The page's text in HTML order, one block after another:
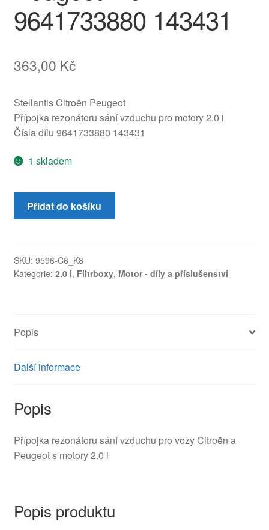
9641733880 143431
363,00 Kč
Stellantis Citroën Peugeot
Přípojka rezonátoru sání vzduchu pro motory 2.0 i
Čísla dílu 9641733880 143431
1 skladem
Přípojka
rezonátoru
Citroën
Peugeot
143431
Přidat do košíku
SKU: 9596-C6_K8
Kategorie: 2.0 i, Filtrboxy, Motor - díly a příslušenství
Popis
Další informace
Popis
Přípojka rezonátoru sání vzduchu pro vozy Citroën a
Peugeot s motory 2.0 i
Popis produktu